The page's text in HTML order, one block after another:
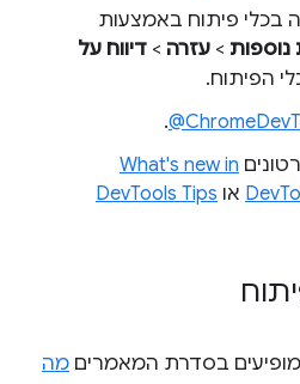
בכלי פיתוח באמצעות
נוספות > עזרה > דיווח על
הפיתוח.
.
What's new in
או DevTools Tips
בסדרת המאמרים מה